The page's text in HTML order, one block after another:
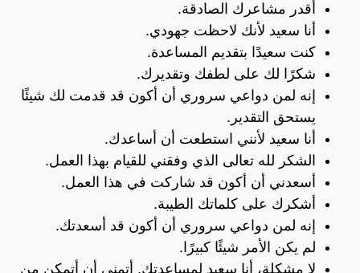
أقدر مشاعرك الصادقة.
أنا سعيد لأنك لاحظت جهودي.
كنت سعيدًا بتقديم المساعدة.
شكرًا لك على لطفك وتقديرك.
إنه لمن دواعي سروري أن أكون قد قدمت لك شيئًا
يستحق التقدير.
أنا سعيد لأنني استطعت أن أساعدك.
الشكر لله تعالى الذي وفقني للقيام بهذا العمل.
أسعدني أن أكون قد شاركت في هذا العمل.
أشكرك على كلماتك الطيبة.
إنه لمن دواعي سروري أن أكون قد أسعدتك.
لم يكن الأمر شيئًا كبيرًا.
لا مشكلة، أنا سعيد لمساعدتك. أتمنى أن أتمكن من